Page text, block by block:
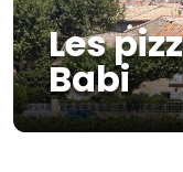
Les
Babi